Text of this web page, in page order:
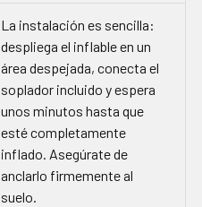
La instalación es sencilla:
despliega el inflable en un
área despejada, conecta el
soplador incluido y espera
unos minutos hasta que
esté completamente
inflado. Asegúrate de
anclarlo firmemente al
suelo.